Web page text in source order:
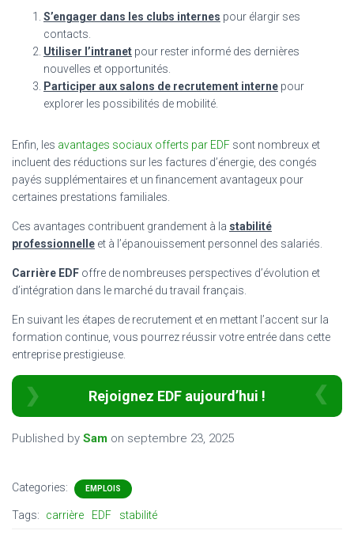
S’engager dans les clubs internes pour élargir ses
contacts.
Utiliser l’intranet pour rester informé des dernières
nouvelles et opportunités.
Participer aux salons de recrutement interne pour
explorer les possibilités de mobilité.
Enfin, les avantages sociaux offerts par EDF sont nombreux et
incluent des réductions sur les factures d’énergie, des congés
payés supplémentaires et un financement avantageux pour
certaines prestations familiales.
Ces avantages contribuent grandement à la stabilité
professionnelle et à l’épanouissement personnel des salariés.
Carrière EDF offre de nombreuses perspectives d’évolution et
d’intégration dans le marché du travail français.
En suivant les étapes de recrutement et en mettant l’accent sur la
formation continue, vous pourrez réussir votre entrée dans cette
entreprise prestigieuse.
Rejoignez EDF aujourd’hui !
Published by Sam on septembre 23, 2025
Categories: EMPLOIS
Tags: carrière EDF stabilité